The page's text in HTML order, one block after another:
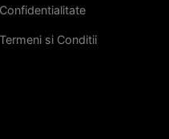
Confidentialitate
Termeni si Conditii